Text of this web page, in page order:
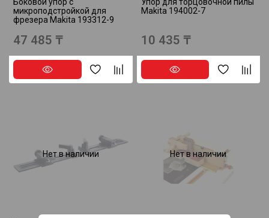
микроподстройкой для
фрезера Makita 193312-9
47 485 ₸
Makita 194002-7
10 435 ₸
Нет в наличии Нет в наличии